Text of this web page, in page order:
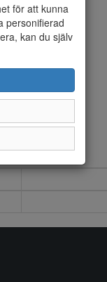
för att kunna
personifierad
kan du själv